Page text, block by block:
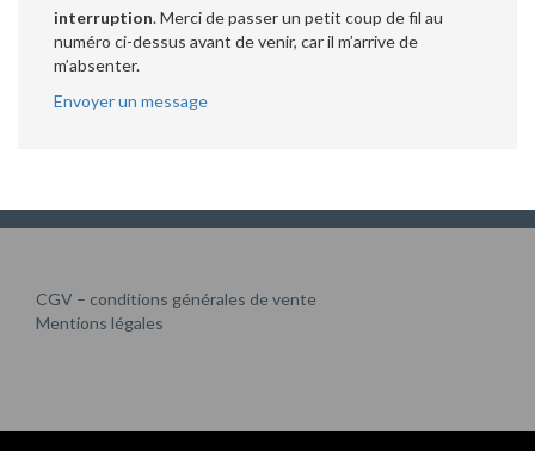
interruption. Merci de passer un petit coup de fil au
numéro ci-dessus avant de venir, car il m’arrive de
m’absenter.
Envoyer un message
CGV – conditions générales de vente
Mentions légales